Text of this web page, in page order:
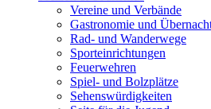
Vereine und Verbände
Gastronomie und
Rad- und Wanderwege
Sporteinrichtungen
Feuerwehren
Spiel- und Bolzplätze
Sehenswürdigkeiten